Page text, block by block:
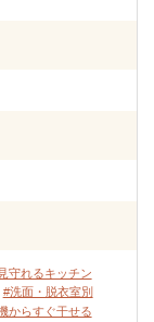
守れるキッチン
#洗面・脱衣室別
からすぐ干せる